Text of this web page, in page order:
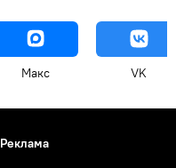
Макс VK
Реклама